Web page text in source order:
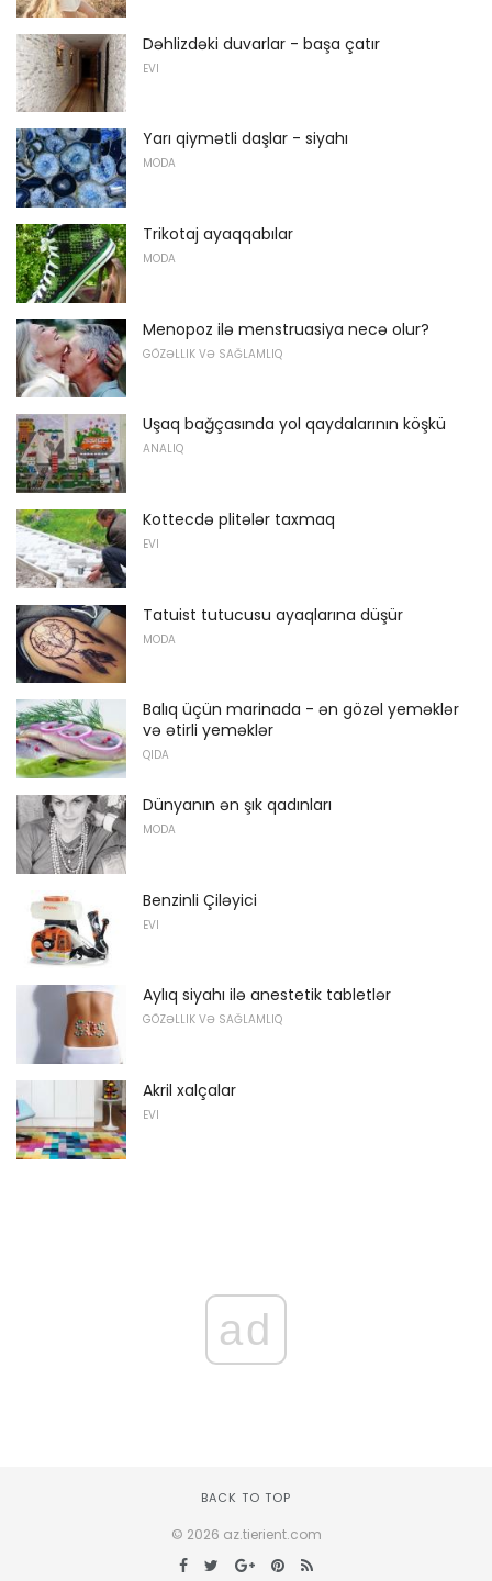
Dəhlizdəki duvarlar - başa çatır
EVI
Yarı qiymətli daşlar - siyahı
MODA
Trikotaj ayaqqabılar
MODA
Menopoz ilə menstruasiya necə olur?
GÖZƏLLIK VƏ SAĞLAMLIQ
Uşaq bağçasında yol qaydalarının köşkü
ANALIQ
Kottecdə plitələr taxmaq
EVI
Tatuist tutucusu ayaqlarına düşür
MODA
Balıq üçün marinada - ən gözəl yeməklər
və ətirli yeməklər
QIDA
Dünyanın ən şık qadınları
MODA
Benzinli Çiləyici
EVI
Aylıq siyahı ilə anestetik tabletlər
GÖZƏLLIK VƏ SAĞLAMLIQ
Akril xalçalar
EVI
ad
BACK TO TOP
© 2026 az.tierient.com